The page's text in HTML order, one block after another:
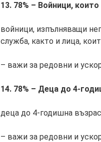
13. 78% – Войници,
войници, изпълняващи
служба, както и лица,
– важи за редовни и
14. 78% – Деца до 4-
деца до 4-годишна
– важи за редовни и